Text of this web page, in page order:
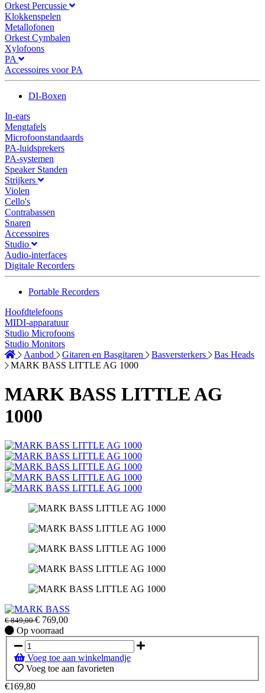
Orkest Percussie
Klokkenspelen
Metallofonen
Orkest Cymbalen
Xylofoons
PA
Accessoires voor PA
DI-Boxen
In-ears
Mengtafels
Microfoonstandaards
PA-luidsprekers
PA-systemen
Speaker Standen
Strijkers
Violen
Cello's
Contrabassen
Snaren
Accessoires
Studio
Audio-interfaces
Digitale Recorders
Portable Recorders
Hoofdtelefoons
MIDI-apparatuur
Studio Microfoons
Studio Monitors
Aanbod
Gitaren en Basgitaren Basversterkers
Bas Heads
MARK BASS LITTLE AG 1000
MARK BASS LITTLE AG
1000
€849,00€ 769,00
Op
voorraad
Op voorraad
Voeg toe aan winkelmandje
Voeg toe aan favorieten
€169,80